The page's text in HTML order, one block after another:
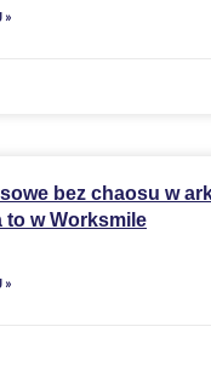
»
bez chaosu w
to w Worksmile
»